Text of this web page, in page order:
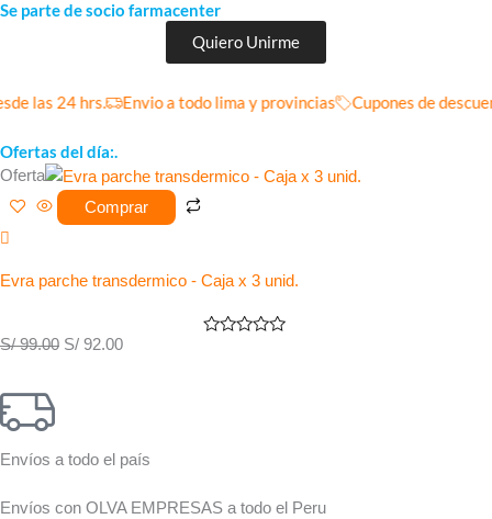
Se parte de socio farmacenter
Quiero Unirme
las 24 hrs. Envio a todo lima y provincias Cupones de
Ofertas del día:.
Oferta
Comprar
Evra parche transdermico - Caja x 3 unid.
S/99.00
El
precio
original
S/ 99.00.
S/ 92.00
El
precio
actual
S/ 92.00.
Envíos a todo el país
Envíos con OLVA EMPRESAS a todo el Peru